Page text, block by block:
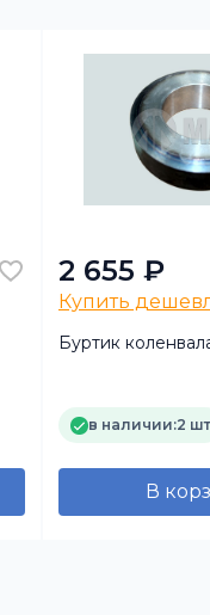
2 655 ₽
Купить
Буртик
в наличии:2 шт
В